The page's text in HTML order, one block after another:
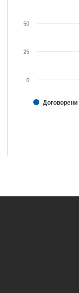
0
25
50